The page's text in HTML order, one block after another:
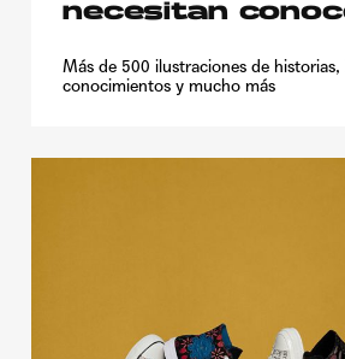
necesitan
Más de 500 ilustraciones de historias,
conocimientos y mucho más